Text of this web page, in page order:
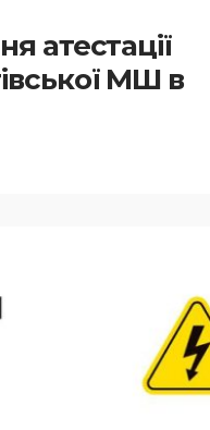
атестації
МШ в